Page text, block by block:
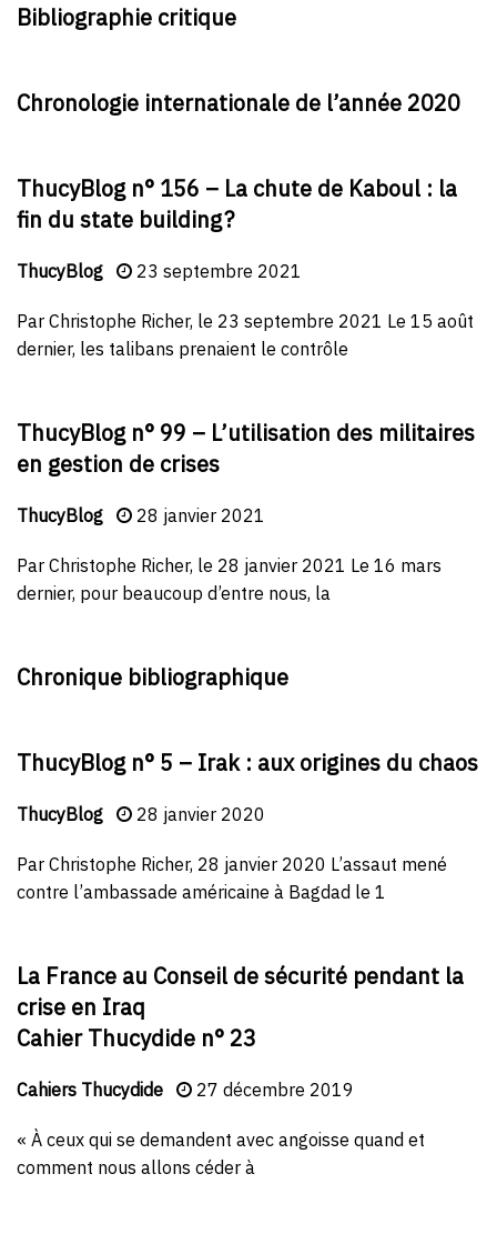
Bibliographie critique
Chronologie internationale de l’année 2020
ThucyBlog n° 156 – La chute de Kaboul : la
fin du state building ?
ThucyBlog 23 septembre 2021
Par Christophe Richer, le 23 septembre 2021 Le 15 août
dernier, les talibans prenaient le contrôle
ThucyBlog n° 99 – L’utilisation des militaires
en gestion de crises
ThucyBlog 28 janvier 2021
Par Christophe Richer, le 28 janvier 2021 Le 16 mars
dernier, pour beaucoup d’entre nous, la
Chronique bibliographique
ThucyBlog n° 5 – Irak : aux origines du chaos
ThucyBlog 28 janvier 2020
Par Christophe Richer, 28 janvier 2020 L’assaut mené
contre l’ambassade américaine à Bagdad le 1
La France au Conseil de sécurité pendant la
crise en Iraq
Cahier Thucydide n° 23
Cahiers Thucydide 27 décembre 2019
« À ceux qui se demandent avec angoisse quand et
comment nous allons céder à